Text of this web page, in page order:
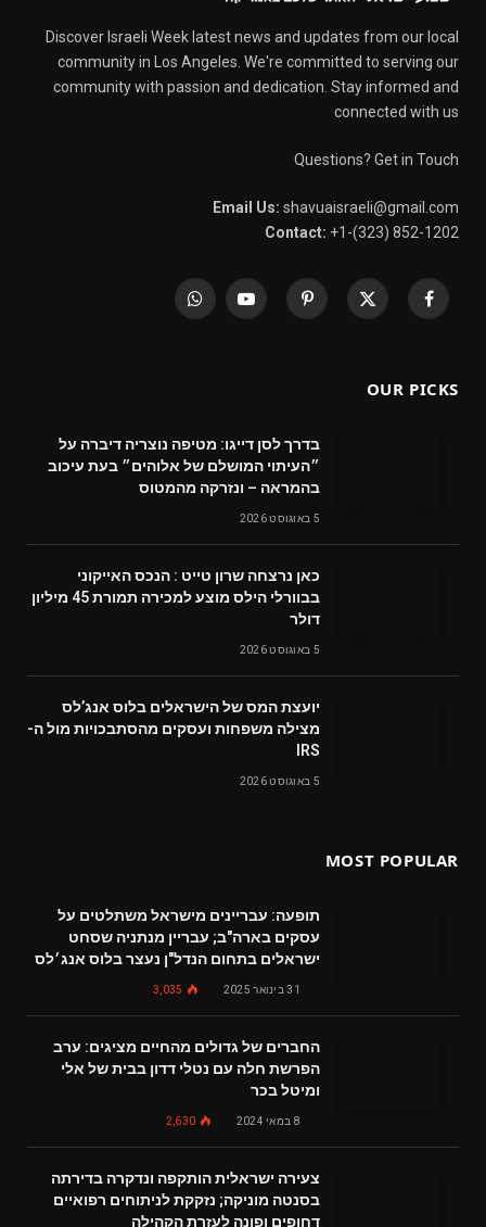
Discover Israeli Week latest news and updates from our local
community in Los Angeles. We're committed to serving our
community with passion and dedication. Stay informed and
connected with us
Questions? Get in Touch
Email Us: shavuaisraeli@gmail.com
Contact: +1-(323) 852-1202
Facebook
X
Pinterest
YouTube
WhatsApp
OUR PICKS
בדרך לסן דייגו: מטיפה נוצריה דיברה על
״העיתוי המושלם של אלוהים״ בעת עיכוב
בהמראה – ונזרקה מהמטוס
5 באוגוסט 2026
‬דולר
5 באוגוסט 2026
‬מצילה‭ ‬משפחות‭ ‬ועסקים‭ ‬מהסתבכויות‭ ‬מול‭ ‬ה-
IRS
5 באוגוסט 2026
MOST POPULAR
תופעה: עבריינים מישראל משתלטים על
עסקים בארה"ב; עבריין מנתניה שסחט
ישראלים בתחום הנדל"ן נעצר בלוס אנג׳לס
31 בינואר 2025 3,035
החברים של גדולים מהחיים מציגים: ערב
הפרשת חלה עם נטלי דדון בבית של אלי
ומיטל בכר
8 במאי 2024 2,630
צעירה ישראלית הותקפה ונדקרה בדירתה
בסנטה מוניקה; נזקקת לניתוחים רפואיים
דחופים ופונה לעזרת הקהילה